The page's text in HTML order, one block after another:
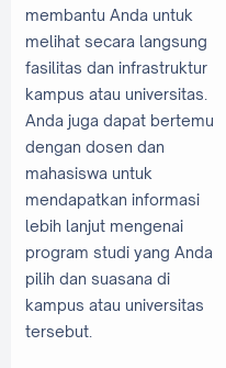
membantu Anda untuk
melihat secara langsung
fasilitas dan infrastruktur
kampus atau universitas.
Anda juga dapat bertemu
dengan dosen dan
mahasiswa untuk
mendapatkan informasi
lebih lanjut mengenai
program studi yang Anda
pilih dan suasana di
kampus atau universitas
tersebut.